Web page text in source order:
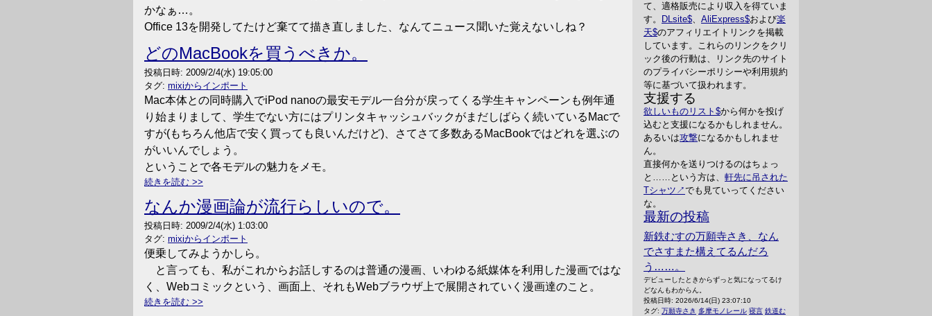
かなぁ…。
Office 13を開発してたけど棄てて描き直しました、なんてニュース聞いた覚えないしね？
どのMacBookを買うべきか。
投稿日時: 2009/2/4(水) 19:05:00
タグ: mixiからインポート
Mac本体との同時購入でiPod nanoの最安モデル一台分が戻ってくる学生キャンペーンも例年通
り始まりまして、学生でない方にはプリンタキャッシュバックがまだしばらく続いているMacで
すが(もちろん他店で安く買っても良いんだけど)、さてさて多数あるMacBookではどれを選ぶの
がいいんでしょう。
ということで各モデルの魅力をメモ。
続きを読む
なんか漫画論が流行らしいので。
投稿日時: 2009/2/4(水) 1:03:00
タグ: mixiからインポート
便乗してみようかしら。
と言っても、私がこれからお話しするのは普通の漫画、いわゆる紙媒体を利用した漫画ではな
く、Webコミックという、画面上、それもWebブラウザ上で展開されていく漫画達のこと。
続きを読む
て、適格販売により収入を得ていま
す。
DLsite 、 AliExpress および楽
天 のアフィリエイトリンクを掲載
しています。これらのリンクをクリ
ック後の行動は、リンク先のサイト
のプライバシーポリシーや利用規約
等に基づいて扱われます。
支援する
欲しいものリスト
から何かを投げ
込むと支援になるかもしれません。
あるいは攻撃になるかもしれませ
ん。
直接何かを送りつけるのはちょっ
と……という方は、 軒先に吊された
Tシャツ
でも見ていってください
な。
最新の投稿
新鉄むすの万願寺さき、なん
でさすまた構えてるんだろ
う……。
デビューしたときからずっと気になってるけ
どなんもわからん。
投稿日時: 2026/6/14(日) 23:07:10
タグ: 万願寺さき 多摩モノレール 寝言 鉄道む